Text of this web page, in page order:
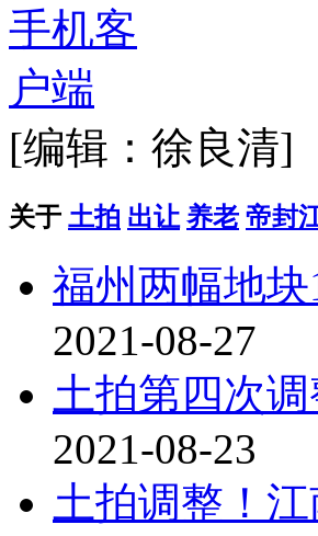
[编辑：徐良清]
关于 土拍 出让 养老 帝封
福州两幅地
2021-08-27
土拍第四次
2021-08-23
土拍调整！